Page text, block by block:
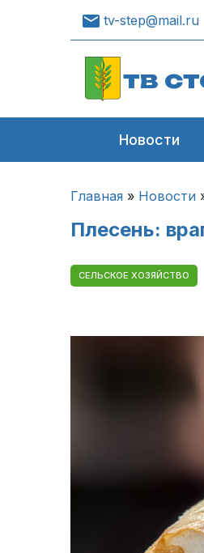
tv-step@mail.ru
тв
Новости
Главная » Новости
Плесень:
СЕЛЬСКОЕ ХОЗЯЙСТВО